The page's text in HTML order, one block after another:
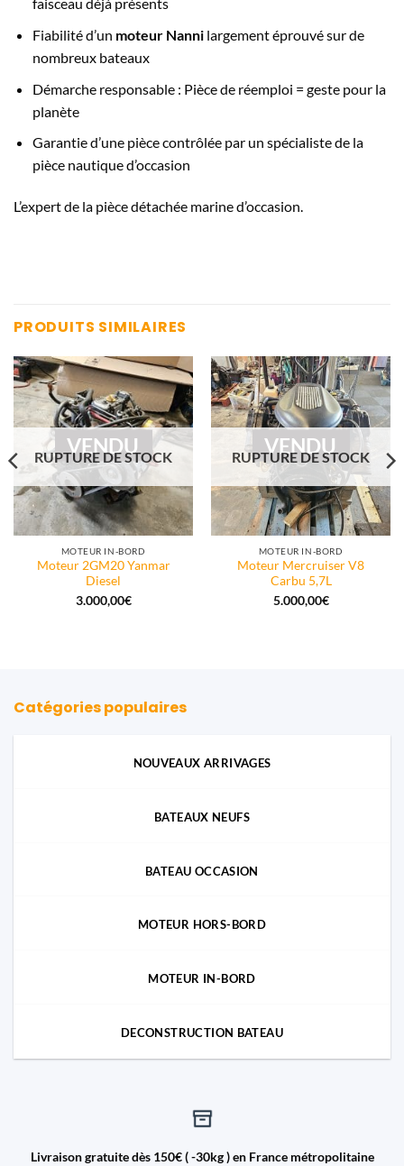
faisceau déjà présents
Fiabilité d’un moteur Nannilargement éprouvé sur de
nombreux bateaux
Démarche responsable : Pièce de réemploi = geste pour la
planète
Garantie d’une pièce contrôlée par un spécialiste de la
pièce nautique d’occasion
L’expert de la pièce détachée marine d’occasion.
PRODUITS SIMILAIRES
VENDU
RUPTURE DE STOCK
MOTEUR IN-BORD
Moteur 2GM20 Yanmar
Diesel
3.000,00€
VENDU
RUPTURE DE STOCK
MOTEUR IN-BORD
Moteur Mercruiser V8
Carbu 5,7L
5.000,00€
Catégories populaires
NOUVEAUX ARRIVAGES
BATEAUX NEUFS
BATEAU OCCASION
MOTEUR HORS-BORD
MOTEUR IN-BORD
DECONSTRUCTION BATEAU
Livraison gratuite dès 150€ ( -30kg ) en France métropolitaine